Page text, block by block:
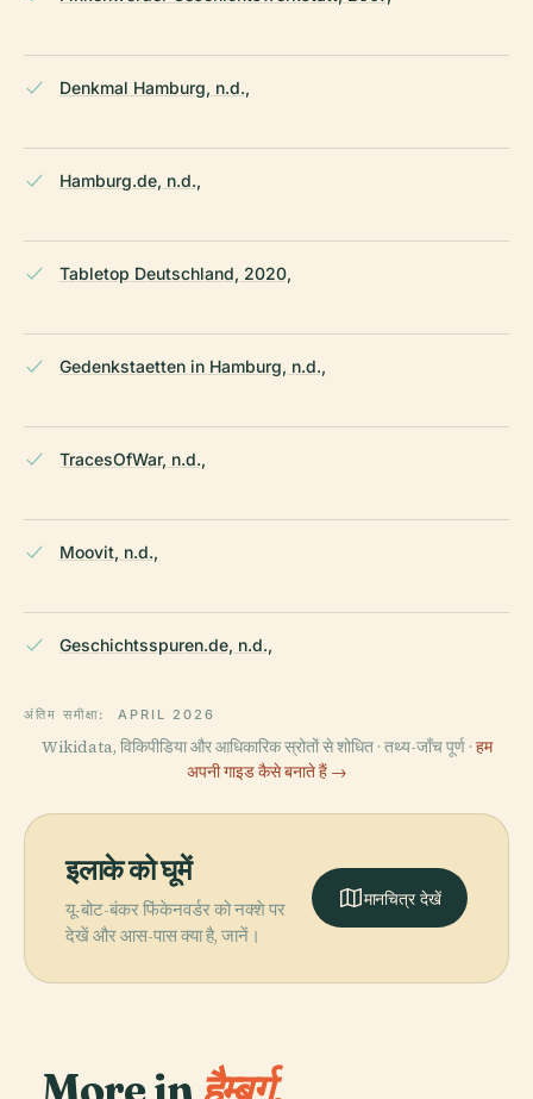
Denkmal Hamburg, n.d.,
Hamburg.de, n.d.,
Tabletop Deutschland, 2020,
Gedenkstaetten in Hamburg, n.d.,
TracesOfWar, n.d.,
Moovit, n.d.,
Geschichtsspuren.de, n.d.,
अंतिम समीक्षा: APRIL 2026
Wikidata, विकिपीडिया और आधिकारिक स्रोतों से शोधित · तथ्य-जाँच पूर्ण · हम
अपनी गाइड कैसे बनाते हैं →
इलाके को घूमें
यू-बोट-बंकर फिंकेनवर्डर को नक्शे पर
देखें और आस-पास क्या है, जानें।
मानचित्र देखें